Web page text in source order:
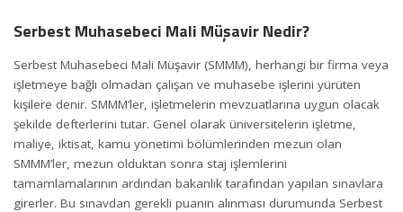
Serbest Muhasebeci Mali Müşavir Nedir?
Serbest Muhasebeci Mali Müşavir (SMMM), herhangi bir firma veya
işletmeye bağlı olmadan çalışan ve muhasebe işlerini yürüten
kişilere denir. SMMM’ler, işletmelerin mevzuatlarına uygun olacak
şekilde defterlerini tutar. Genel olarak üniversitelerin işletme,
maliye, iktisat, kamu yönetimi bölümlerinden mezun olan
SMMM’ler, mezun olduktan sonra staj işlemlerini
tamamlamalarının ardından bakanlık tarafından yapılan sınavlara
girerler. Bu sınavdan gerekli puanın alınması durumunda Serbest